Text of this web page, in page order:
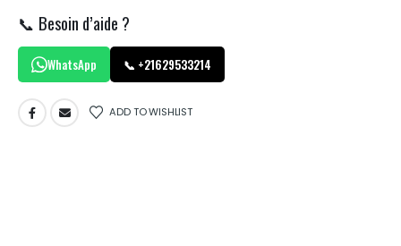
📞 Besoin d’aide ?
WhatsApp 📞 +21629533214
ADD TO WISHLIST